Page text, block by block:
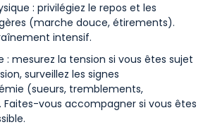
: privilégiez le repos et les
(marche douce, étirements).
intensif.
: mesurez la tension si vous êtes sujet
surveillez les signes
(sueurs, tremblements,
vous accompagner si vous êtes